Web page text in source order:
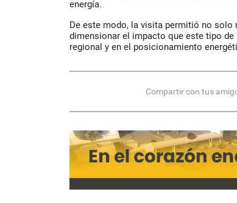
energía.
De este modo, la visita permitió no
dimensionar el impacto que este tipo
regional y en el posicionamiento
Compartir con tus